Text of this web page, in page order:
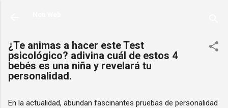
¿Te animas a hacer este Test
psicológico? adivina cuál de estos 4
bebés es una niña y revelará tu
personalidad.
En la actualidad, abundan fascinantes pruebas de personalidad